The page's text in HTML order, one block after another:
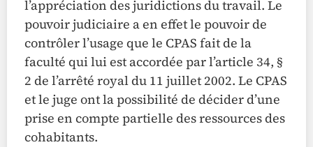
l’appréciation des juridictions du travail. Le
pouvoir judiciaire a en effet le pouvoir de
contrôler l’usage que le CPAS fait de la
faculté qui lui est accordée par l’article 34, §
2 de l’arrêté royal du 11 juillet 2002. Le CPAS
et le juge ont la possibilité de décider d’une
prise en compte partielle des ressources des
cohabitants.